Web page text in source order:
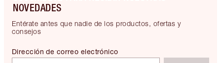
NOVEDADES
Entérate antes que nadie de los productos, ofertas y
consejos
Dirección de correo electrónico